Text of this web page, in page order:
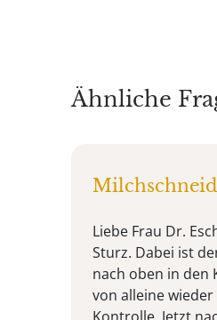
Ähnliche
Liebe Frau Dr.
Sturz. Dabei ist
nach oben in den
von alleine